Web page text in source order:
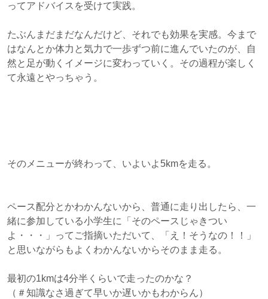
ってアドバイスを受けて実践。
たぶんまだまだなんだけど、それでも効果を実感。今まで
はなんとか体力と気力で一歩ずつ前に進んでいたのが、自
然と足が動くイメージに変わっていく。その過程が楽しく
て永遠とやっちゃう。
そのメニューが終わって、いよいよ5kmを走る。
ペース配分とかわかんないから、普通に走り出したら、一
緒に参加している小学生に「そのペースじゃきつい
よ・・・」ってご指摘いただいて、「え！そうなの！！」
と思いながらもよくわかんないからそのまま走る。
最初の1kmは4分半くらいで走ったのかな？
（＃知識なさ過ぎて早いか遅いかもわからん）